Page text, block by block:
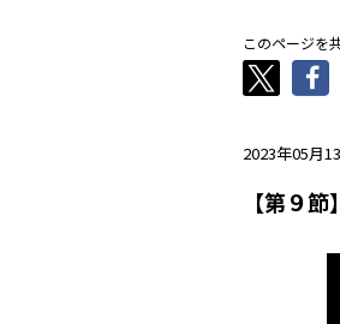
-
ニッパツ
-
このページを
2023年05月
【第９